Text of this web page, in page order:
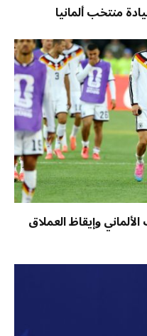
منتخب ألمانيا
وإيقاظ العملاق